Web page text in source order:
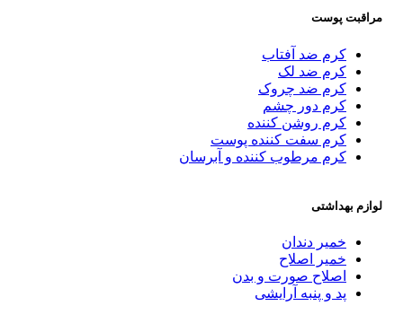
مراقبت پوست
کرم ضد آفتاب
کرم ضد لک
کرم ضد چروک
کرم دور چشم
کرم روشن کننده
کرم سفت کننده پوست
کرم مرطوب کننده و آبرسان
لوازم بهداشتی
خمیر دندان
خمیر اصلاح
اصلاح صورت و بدن
پد و پنبه آرایشی